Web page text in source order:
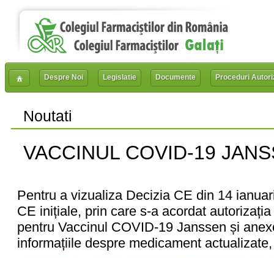
Despre Noi Legislatie Documente Proceduri
Noutati
VACCINUL COVID-19
Pentru a vizualiza Decizia CE din 14
CE inițiale, prin care s-a acordat
pentru Vaccinul COVID-19 Janssen și
informațiile despre medicament